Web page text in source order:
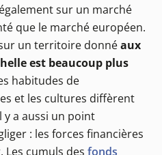
sur un marché
que le marché européen.
un territoire donnéaux
est beaucoup plus
habitudes de
et les cultures diffèrent
y a aussi un point
: les forces financières
Les cumuls des fonds